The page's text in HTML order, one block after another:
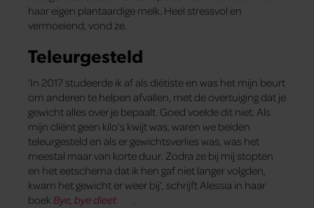
haar eigen plantaardige melk. Heel stressvol en
vermoeiend, vond ze.
Teleurgesteld
‘In 2017 studeerde ik af als diëtiste en was het mijn beurt
om anderen te helpen afvallen, met de overtuiging dat je
gewicht alles over je bepaalt. Goed voelde dit niet. Als
mijn cliënt geen kilo’s kwijt was, waren we beiden
teleurgesteld en als er gewichtsverlies was, was het
meestal maar van korte duur. Zodra ze bij mij stopten
en het eetschema dat ik hen gaf niet langer volgden,
kwam het gewicht er weer bij’, schrijft Alessia in haar
boekBye, bye dieet .